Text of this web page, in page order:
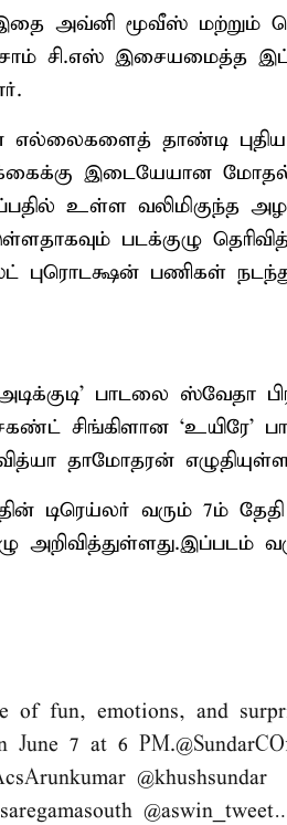
அவ்னி மூவீஸ் மற்​றும்
சி.எஸ் இசையமைத்த
எல்​லைகளைத் தாண்டி
இடையே​யான
உள்ள வலிமிகுந்த
படக்​குழு
புரொடக்ஷன் பணி​கள்
பாடலை ஸ்வேதா
சிங்கிளான ‘உயிரே’
தாமோதரன்
டிரெய்லர் வரும் 7ம்
of fun, emotions, and
June 7 at 6 PM.
@khushsundar
@aswin_tweet